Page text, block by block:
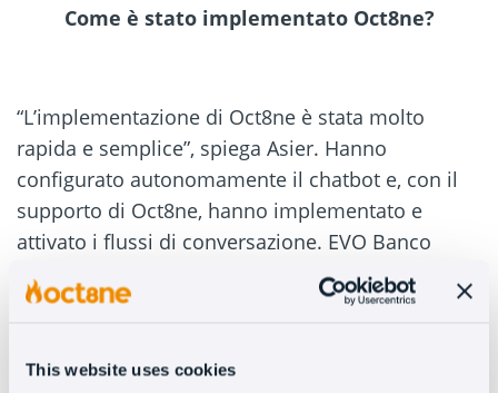
This website uses cookies
Come è stato implementato Oct8ne?
“L’implementazione di Oct8ne è stata molto
rapida e semplice”, spiega Asier. Hanno
configurato autonomamente il chatbot e, con il
supporto di Oct8ne, hanno implementato e
attivato i flussi di conversazione. EVO Banco
apprezza la facilità con cui possono apportare
modifiche alla struttura del chatbot senza
esterno.